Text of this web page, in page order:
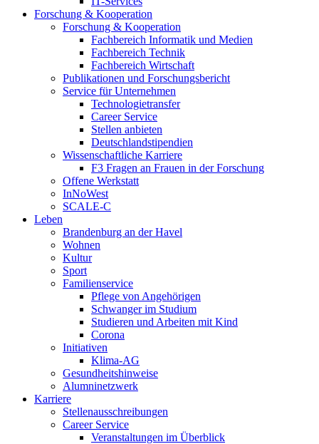
Forschung & Kooperation
Forschung & Kooperation
Fachbereich Informatik und Medien
Fachbereich Technik
Fachbereich Wirtschaft
Publikationen und Forschungsbericht
Service für Unternehmen
Technologietransfer
Career Service
Stellen anbieten
Deutschlandstipendien
Wissenschaftliche Karriere
F3 Fragen an Frauen in der Forschung
Offene Werkstatt
InNoWest
SCALE-C
Leben
Brandenburg an der Havel
Wohnen
Kultur
Sport
Familienservice
Pflege von Angehörigen
Schwanger im Studium
Studieren und Arbeiten mit Kind
Corona
Initiativen
Klima-AG
Gesundheitshinweise
Alumninetzwerk
Karriere
Stellenausschreibungen
Career Service
Veranstaltungen im Überblick